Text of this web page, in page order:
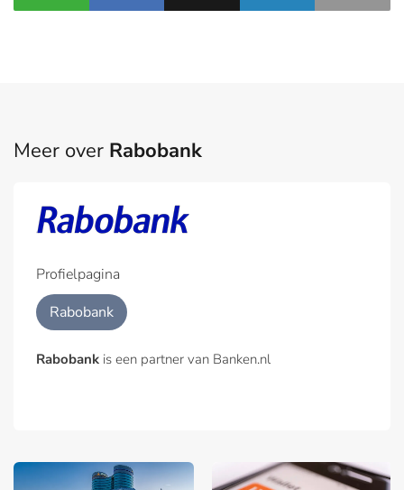
Meer over Rabobank
Profielpagina
Rabobank
Rabobank is een partner van Banken.nl